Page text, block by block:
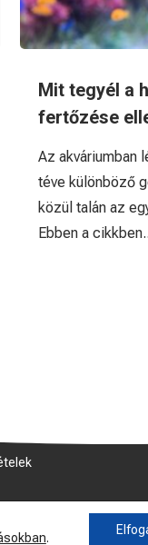
Mit tegyél a
fertőzése
Az akváriumban
téve különböző
közül talán az
Ebben a
.